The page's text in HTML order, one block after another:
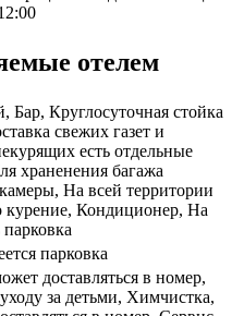
отелем
Бар, Круглосуточная стойка
свежих газет и
есть отдельные
храненения багажа
На всей территории
курение, Кондиционер, На
парковка
доставляться в номер,
за детьми, Химчистка,